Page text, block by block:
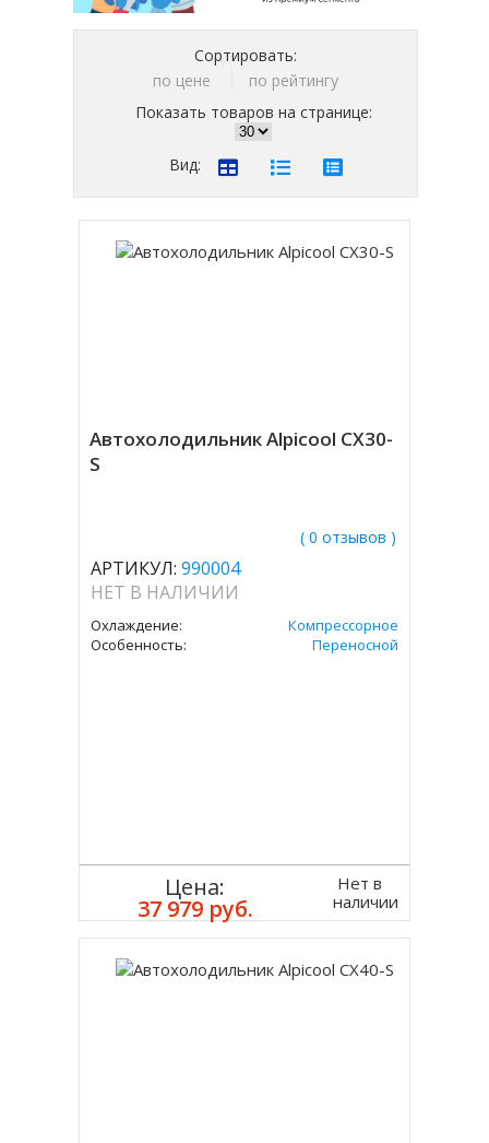
Сортировать:
по цене
по рейтингу
Показать товаров на странице:
Вид:
Автохолодильник Alpicool CX30-
S
( 0 отзывов )
АРТИКУЛ: 990004
НЕТ В НАЛИЧИИ
Охлаждение:
Компрессорное
Особенность:
Переносной
Цена:
37 979 руб.
Нет в
наличии